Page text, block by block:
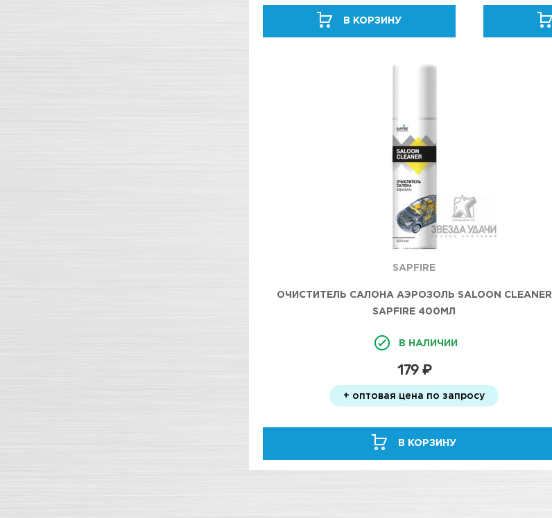
В КОРЗИНУ
SAPFIRE
ОЧИСТИТЕЛЬ САЛОНА АЭРОЗОЛЬ SALOON CLEANER
SAPFIRE 400МЛ
В НАЛИЧИИ
179 ₽
+ оптовая цена по запросу
В КОРЗИНУ